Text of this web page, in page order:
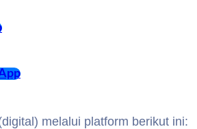
melalui platform berikut ini: